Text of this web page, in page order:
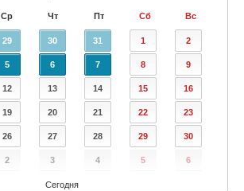
Ср Чт Пт Сб Вс
29 30 31 1 2
5 6 7 8 9
12 13 14 15 16
19 20 21 22 23
26 27 28 29 30
2 3 4 5 6
Сегодня